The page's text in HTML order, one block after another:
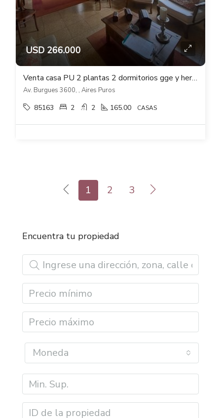
USD 266.000
Venta casa PU 2 plantas 2 dormitorios gge y hermoso fondo verde con parrillero
Av. Burgues 3600, , Aires Puros
85163 2 2 165.00 CASAS
1 2 3
Encuentra tu propiedad
Moneda